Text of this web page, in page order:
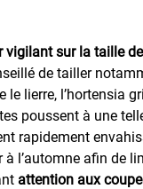
vigilant sur la taille
de tailler
le lierre, l’hortensia
poussent à une
rapidement
à l’automne afin de
attention aux